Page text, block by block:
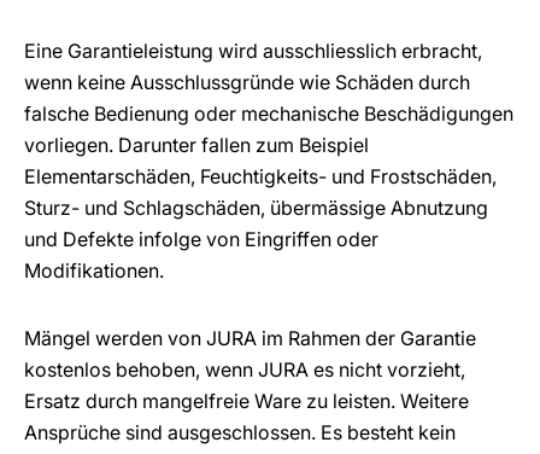
Eine Garantieleistung wird ausschliesslich erbracht,
wenn keine Ausschlussgründe wie Schäden durch
falsche Bedienung oder mechanische Beschädigungen
vorliegen. Darunter fallen zum Beispiel
Elementarschäden, Feuchtigkeits- und Frostschäden,
Sturz- und Schlagschäden, übermässige Abnutzung
und Defekte infolge von Eingriffen oder
Modifikationen.
Mängel werden von JURA im Rahmen der Garantie
kostenlos behoben, wenn JURA es nicht vorzieht,
Ersatz durch mangelfreie Ware zu leisten. Weitere
Ansprüche sind ausgeschlossen. Es besteht kein